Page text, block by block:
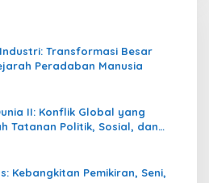
Transformasi Besar
Peradaban Manusia
II: Konflik Global yang
Tatanan Politik, Sosial, dan
Kebangkitan Pemikiran, Seni,